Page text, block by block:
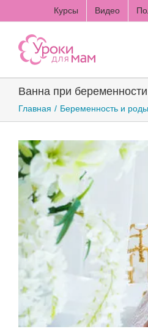
to
content
Курсы Видео
Ванна при беременности
Главная Беременность и роды